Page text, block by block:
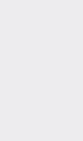
czy też All
sprzedały się
w
wejściówkę.